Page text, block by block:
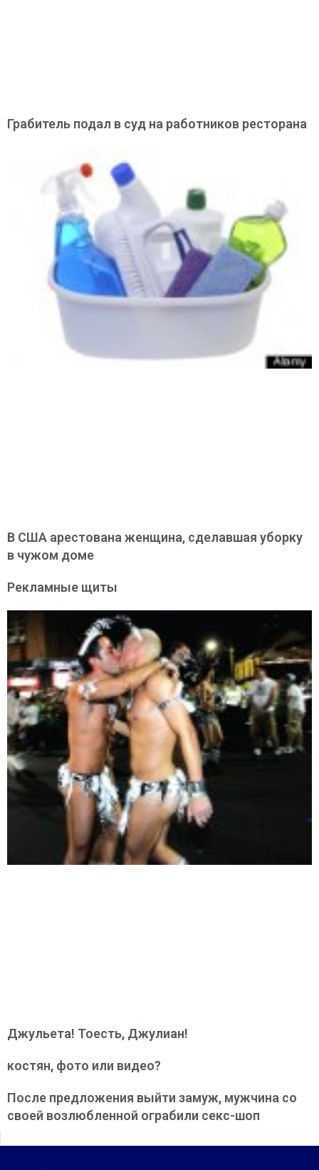
Грабитель подал в суд на работников ресторана
В США арестована женщина, сделавшая уборку
в чужом доме
Рекламные щиты
Джульета! Тоесть, Джулиан!
костян, фото или видео?
После предложения выйти замуж, мужчина со
своей возлюбленной ограбили секс-шоп